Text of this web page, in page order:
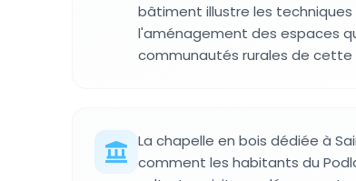
bâtiment illustre les
l'aménagement des espaces
communautés rurales de cette
La chapelle en bois dédiée à
comment les habitants du